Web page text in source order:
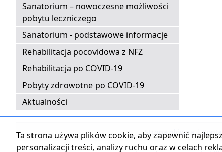
Sanatorium – nowoczesne możliwości
pobytu leczniczego
Sanatorium - podstawowe informacje
Rehabilitacja pocovidowa z NFZ
Rehabilitacja po COVID-19
Pobyty zdrowotne po COVID-19
Aktualności
Strona główna |
Ta strona używa plików cookie, aby zapewnić
personalizacji treści, analizy ruchu oraz w celach